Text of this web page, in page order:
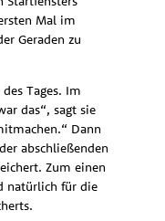
Mal im
Geraden zu
Tages. Im
das“, sagt sie
Dann
abschließenden
Zum einen
natürlich für die